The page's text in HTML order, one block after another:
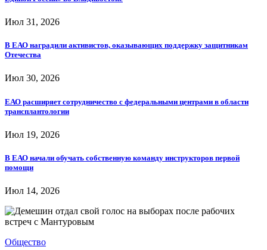
Июл 31, 2026
В ЕАО наградили активистов, оказывающих поддержку защитникам
Отечества
Июл 30, 2026
ЕАО расширяет сотрудничество с федеральными центрами в области
трансплантологии
Июл 19, 2026
В ЕАО начали обучать собственную команду инструкторов первой
помощи
Июл 14, 2026
Общество